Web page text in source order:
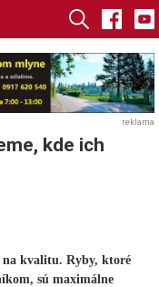
reklama
kde ich
kvalitu. Ryby, ktoré
sú maximálne